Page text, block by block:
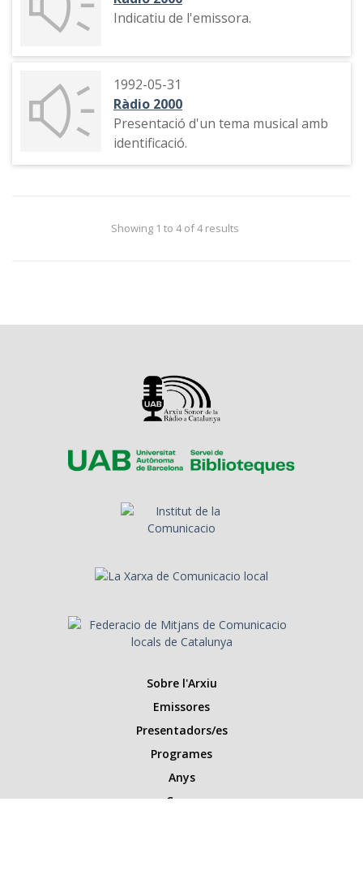
Indicatiu de l'emissora.
1992-05-31
Ràdio 2000
Presentació d'un tema musical amb
identificació.
Showing 1 to 4 of 4 results
Sobre l'Arxiu
Emissores
Presentadors/es
Programes
Anys
Cerca